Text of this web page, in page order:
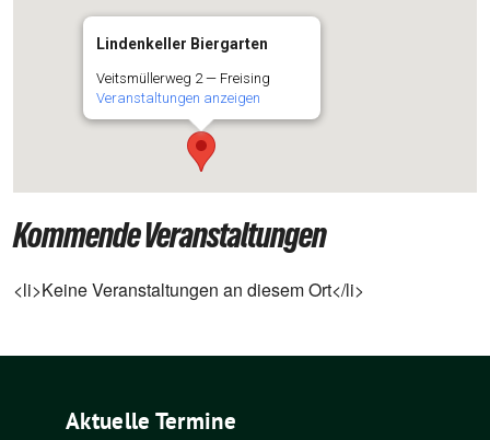
Lindenkeller Biergarten
Veits­mül­ler­weg 2 — Freising
Ver­an­stal­tun­gen anzeigen
Kommende Veranstaltungen
<li>Keine Ver­an­stal­tun­gen an die­sem Ort</li>
Aktuelle Termine